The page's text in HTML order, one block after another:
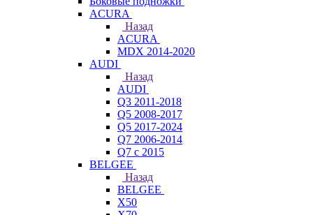
ACURA
Назад
ACURA
MDX 2014-2020
AUDI
Назад
AUDI
Q3 2011-2018
Q5 2008-2017
Q5 2017-2024
Q7 2006-2014
Q7 с 2015
BELGEE
Назад
BELGEE
X50